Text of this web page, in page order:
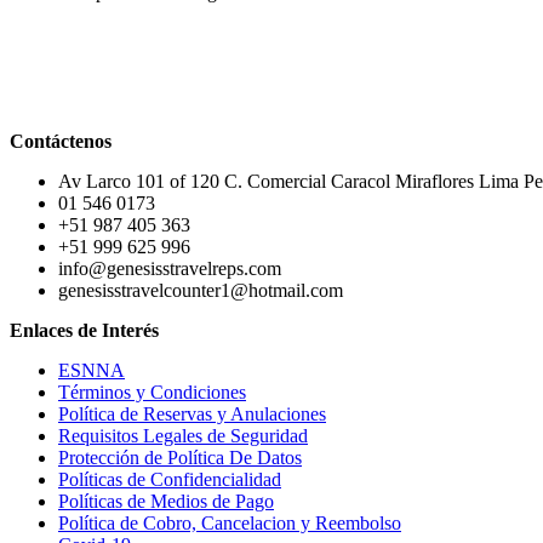
Contáctenos
Av Larco 101 of 120 C. Comercial Caracol Miraflores Lima
01 546 0173
+51 987 405 363
+51 999 625 996
info@genesisstravelreps.com
genesisstravelcounter1@hotmail.com
Enlaces de Interés
ESNNA
Términos y Condiciones
Política de Reservas y Anulaciones
Requisitos Legales de Seguridad
Protección de Política De Datos
Políticas de Confidencialidad
Políticas de Medios de Pago
Política de Cobro, Cancelacion y Reembolso